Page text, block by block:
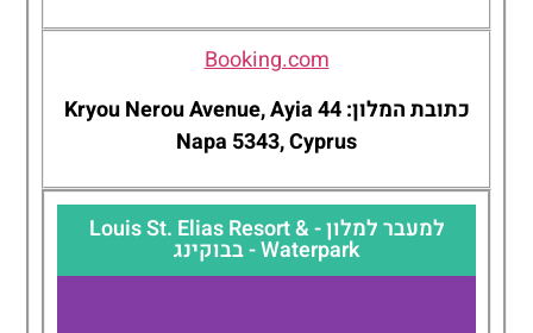
Booking.com
כתובת המלון: 44 Kryou Nerou Avenue, Ayia
Napa 5343, Cyprus
למעבר למלון - Louis St. Elias Resort &
Waterpark - בבוקינג